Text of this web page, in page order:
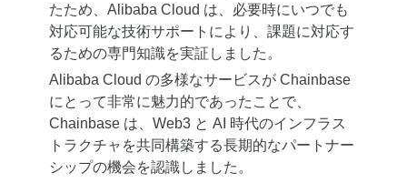
たため、Alibaba Cloud は、必要時にいつでも
対応可能な技術サポートにより、課題に対応す
るための専門知識を実証しました。
Alibaba Cloud の多様なサービスが Chainbase
にとって非常に魅力的であったことで、
Chainbase は、Web3 と AI 時代のインフラス
トラクチャを共同構築する長期的なパートナー
シップの機会を認識しました。